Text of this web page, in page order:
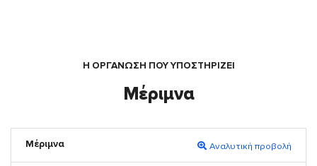
Η ΟΡΓΆΝΩΣΗ ΠΟΥ ΥΠΟΣΤΗΡΙΖΕΙ
Μέριμνα
Μέριμνα Αναλυτική προβολή